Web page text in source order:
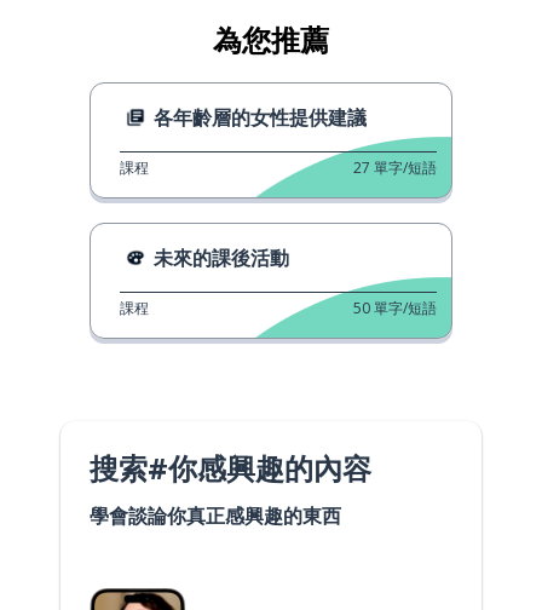
為您推薦
各年齡層的女性提供建議
課程 27 單字/短語
未來的課後活動
課程 50單字/短語
搜索#你感興趣的內容
學會談論你真正感興趣的東西